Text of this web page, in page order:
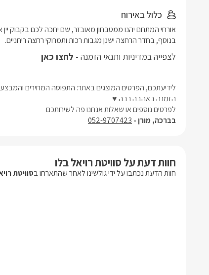
כלול באירוח
בנוסף, בחדר הרחצה ישנן מגבות רכות ותמרוקי רחצה ריחניים.
לצפייה במדיניות ותנאי הזמנה - לחצו כאן
לידיעתכם, הפרטים המוצגים באתר: התפוסה המחירים
הזמנה באהבה רבה ♥
לפרטים נוספים או שאלות אנחנו פה לשירותכם
בברכה, מורן - 052-9707423
חוות דעת על סוויטת רויאל בלו
חוות הדעת נכתבו על ידי גולשינו לאחר שהתארחו בסוויטת